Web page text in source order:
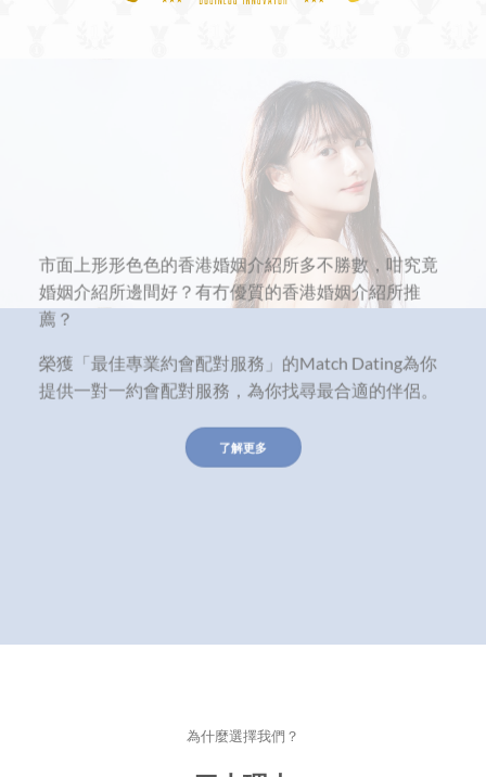
市面上形形色色的香港婚姻介紹所多不勝數，咁究竟
婚姻介紹所邊間好？有冇優質的香港婚姻介紹所推
薦？
榮獲「最佳專業約會配對服務」的Match Dating為你
提供一對一約會配對服務，為你找尋最合適的伴侶。
了解更多
為什麼選擇我們？